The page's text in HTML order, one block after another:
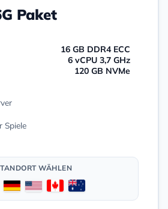
Paket
16 GB DDR4 ECC
6 vCPU 3,7 GHz
120 GB NVMe
Spiele
WÄHLEN